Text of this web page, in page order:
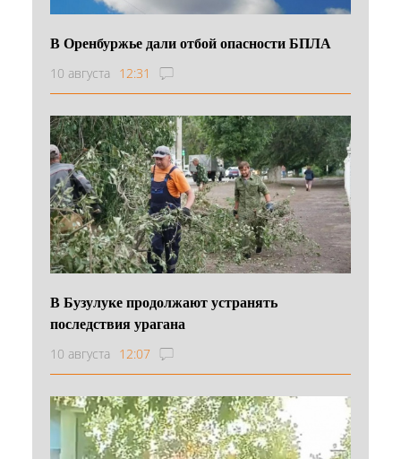
В Оренбуржье дали отбой опасности БПЛА
10 августа 12:31
В Бузулуке продолжают устранять
последствия урагана
10 августа 12:07